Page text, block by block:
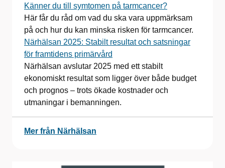
Känner du till symtomen på tarmcancer?
Här får du råd om vad du ska vara uppmärksam
på och hur du kan minska risken för tarmcancer.
Närhälsan 2025: Stabilt resultat och satsningar
för framtidens primärvård
Närhälsan avslutar 2025 med ett stabilt
ekonomiskt resultat som ligger över både budget
och prognos – trots ökade kostnader och
utmaningar i bemanningen.
Mer från Närhälsan